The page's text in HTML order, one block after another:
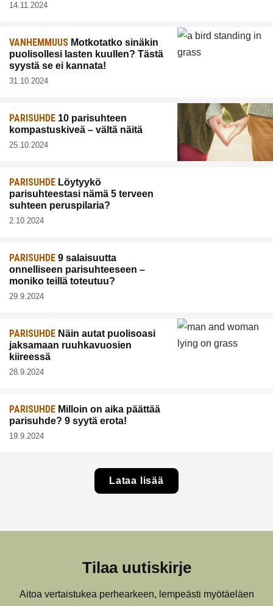
14.11.2024
VANHEMMUUS Motkotatko sinäkin
puolisollesi lasten kuullen? Tästä
syystä se ei kannata!
31.10.2024
PARISUHDE 10 parisuhteen
kompastuskiveä – vältä näitä
25.10.2024
PARISUHDE Löytyykö
parisuhteestasi nämä 5 terveen
suhteen peruspilaria?
2.10.2024
PARISUHDE 9 salaisuutta
onnelliseen parisuhteeseen –
moniko teillä toteutuu?
29.9.2024
PARISUHDE Näin autat puolisoasi
jaksamaan ruuhkavuosien
kiireessä
28.9.2024
PARISUHDE Milloin on aika päättää
parisuhde? 9 syytä erota!
19.9.2024
Lataa lisää
Tilaa uutiskirje
Aitoa vertaistukea perhearkeen, lempeästi myötäeläen